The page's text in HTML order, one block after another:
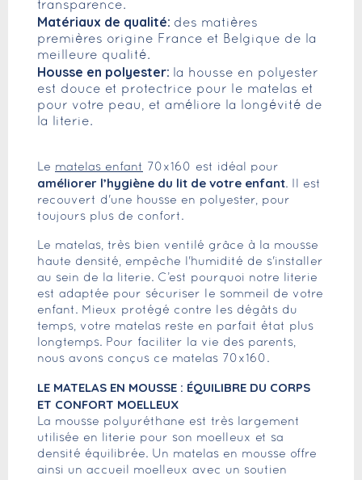
transparence.
Matériaux de qualité: des matières
premières origine France et Belgique de la
meilleure qualité.
Housse en polyester:
la housse en polyester
est douce et protectrice pour le matelas et
pour votre peau, et améliore la longévité de
la literie.
Le matelas enfant 70x160 est idéal pour
améliorer l’hygiène du lit de votre enfant. Il est
recouvert d'une housse en polyester, pour
toujours plus de confort.
Le matelas, très bien ventilé grâce à la mousse
haute densité, empêche l'humidité de s'installer
au sein de la literie. C’est pourquoi notre literie
est adaptée pour sécuriser le sommeil de votre
enfant. Mieux protégé contre les dégâts du
temps, votre matelas reste en parfait état plus
longtemps. Pour faciliter la vie des parents,
nous avons conçus ce matelas 70x160.
LE MATELAS EN MOUSSE : ÉQUILIBRE DU CORPS
ET CONFORT MOELLEUX
La mousse polyuréthane est très largement
utilisée en literie pour son moelleux et sa
densité équilibrée. Un matelas en mousse offre
ainsi un accueil moelleux avec un soutien